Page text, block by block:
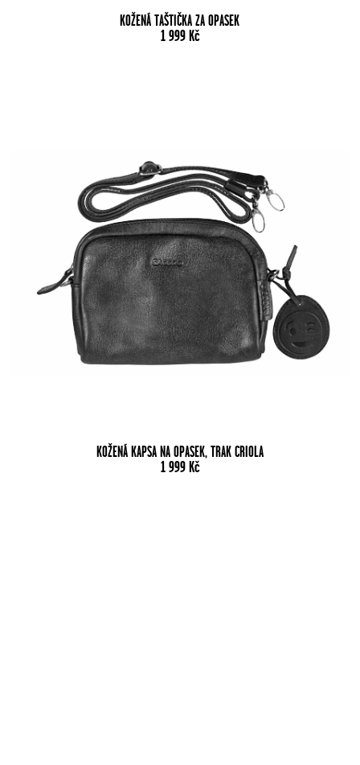
KOŽENÁ TAŠTIČKA ZA OPASEK
1 999Kč
KOŽENÁ KAPSA NA OPASEK, TRAK CRIOLA
1 999Kč